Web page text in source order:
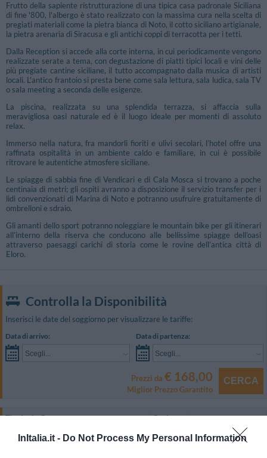
InItalia.it - Do Not Process My Personal Information
Frutto della sapiente ristrutturazione di una tipica casa padronale Siciliana
di fine '800, l'albergo è stato realizzato con la massima cura nella scelta di
pregiati materiali come la pietra bianca di Noto, il cotto siciliano artigianale,
la pietra arenaria di Siracusa e gli antichi coppi di terracotta per i tetti.
Dalla Reception si accede alla corte interna, in cui periodicamente vengono
realizzate serate a tema, con degustazione di piatti tipici locali e vini delle
più pregiate cantine siciliane, il tutto accompagnato dalla musica di artisti
locali. L'antico frantoio si presta bene come sala lettura, sala ludica, sala TV
o sala meeting a seconda delle esigenze.
La piscina, realizzata su una splendida terrazza, si affaccia sulla
meravigliosa oasi naturale ed è il luogo ideale per momenti di assoluto
relax.
Immerso nella natura, fra mandorli fioriti e ulivi secolari, l’hotel offre una
raffinata ospitalità in un ambiente caldo e familiare, in cui è possibile
ritrovare le autentiche atmosfere siciliane.
Le spiagge di sabbia fine di Vendicari e di Cala Mosca si trovano a poche
centinaia di metri; gli ospiti avranno a disposizione il servizio transfer per i
lidi convenzionati di Marina di Noto e potranno usufruire gratuitamente di
ombrelloni e sdraio.
Gli amanti dello sport potranno noleggiare le mountain bike per gli itinerari
all’interno della riserva che conducono alle bellissime spiagge dell’oasi
attraverso paesaggi carichi di storia come le rovine dell’antica città di
Eloro.
Controlla la Disponibilità
Inserisci le date del soggiorno per visualizzare le tariffe:
Data di arrivo:
Scegli...
Data di partenza:
Scegli...
Prezzi da € 168,00
Miglior Prezzo Garantito
CERCA
Tipologia Camera Capienza
Doppia 2 MOSTRA TARIFFE